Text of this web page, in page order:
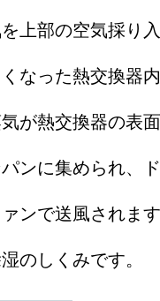
上部の空気採り入
なった熱交換器内
が熱交換器の表
ンに集められ、
ンで送風されます
のしくみです。